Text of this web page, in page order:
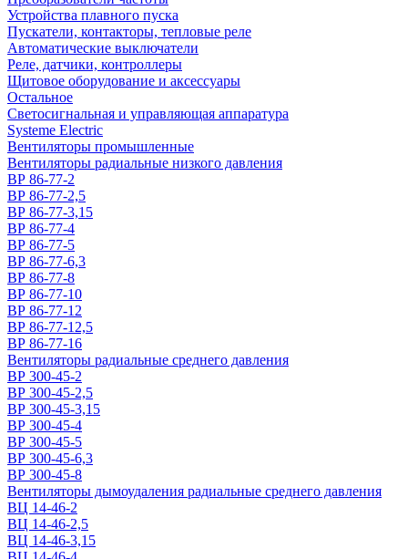
Устройства плавного пуска
Пускатели, контакторы, тепловые реле
Автоматические выключатели
Реле, датчики, контроллеры
Щитовое оборудование и аксессуары
Остальное
Светосигнальная и управляющая аппаратура
Systeme Electric
Вентиляторы промышленные
Вентиляторы радиальные низкого давления
ВР 86-77-2
ВР 86-77-2,5
ВР 86-77-3,15
ВР 86-77-4
ВР 86-77-5
ВР 86-77-6,3
ВР 86-77-8
ВР 86-77-10
ВР 86-77-12
ВР 86-77-12,5
ВР 86-77-16
Вентиляторы радиальные среднего давления
ВР 300-45-2
ВР 300-45-2,5
ВР 300-45-3,15
ВР 300-45-4
ВР 300-45-5
ВР 300-45-6,3
ВР 300-45-8
Вентиляторы дымоудаления радиальные среднего давления
ВЦ 14-46-2
ВЦ 14-46-2,5
ВЦ 14-46-3,15